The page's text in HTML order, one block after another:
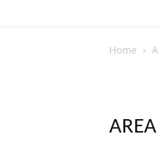
Home